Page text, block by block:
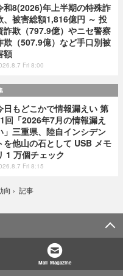
和8(2026)年上半期の特殊詐
、被害総額1,816億円 ～ 投
詐欺（797.9億）やニセ警察
欺（507.9億）など手口別被
額
Fri 8:00
日もどこかで情報漏えい 第
回「2026年7月の情報漏え
」三重県、陸自インシデン
を他山の石として USB メモ
1 万個チェック
Fri 8:15
向 › 記事
Mail Magazine